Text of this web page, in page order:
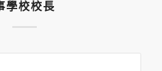
學校校長